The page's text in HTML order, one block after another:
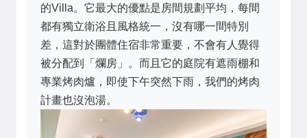
的Villa。它最大的優點是房間規劃平均，每間
都有獨立衛浴且風格統一，沒有哪一間特別
差，這對於團體住宿非常重要，不會有人覺得
被分配到「爛房」。而且它的庭院有遮雨棚和
專業烤肉爐，即使下午突然下雨，我們的烤肉
計畫也沒泡湯。